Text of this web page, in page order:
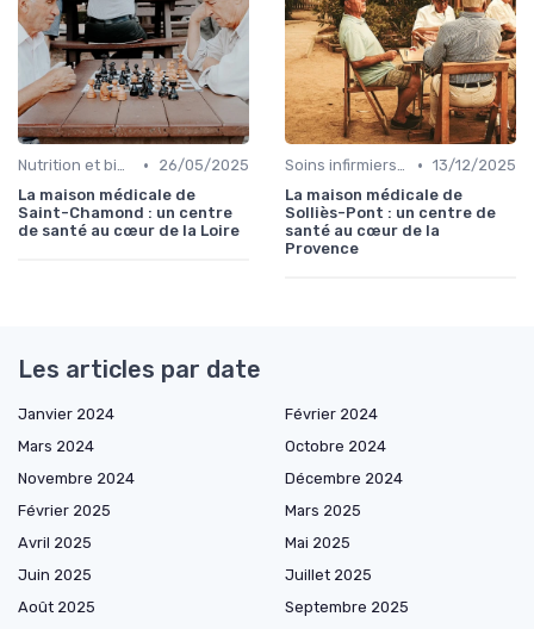
Nutrition et bien-être •
26/05/2025
La maison médicale de
Saint-Chamond : un centre
de santé au cœur de la Loire
Soins infirmiers à domicile • 13/12/2025
La maison médicale de
Solliès-Pont : un centre de
santé au cœur de la
Provence
Les articles par date
Janvier 2024
Février 2024
Mars 2024
Octobre 2024
Novembre 2024
Décembre 2024
Février 2025
Mars 2025
Avril 2025
Mai 2025
Juin 2025
Juillet 2025
Août 2025
Septembre 2025